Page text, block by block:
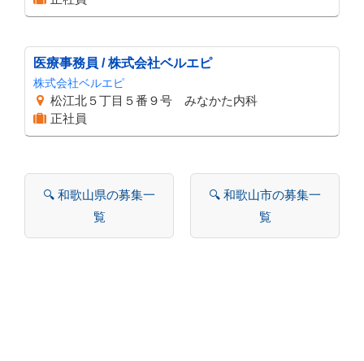
医療事務員 / 株式会社ベルエピ
株式会社ベルエピ
松江北５丁目５番９号 みなかた内科
正社員
🔍 和歌山県の募集一
覧
🔍 和歌山市の募集一
覧